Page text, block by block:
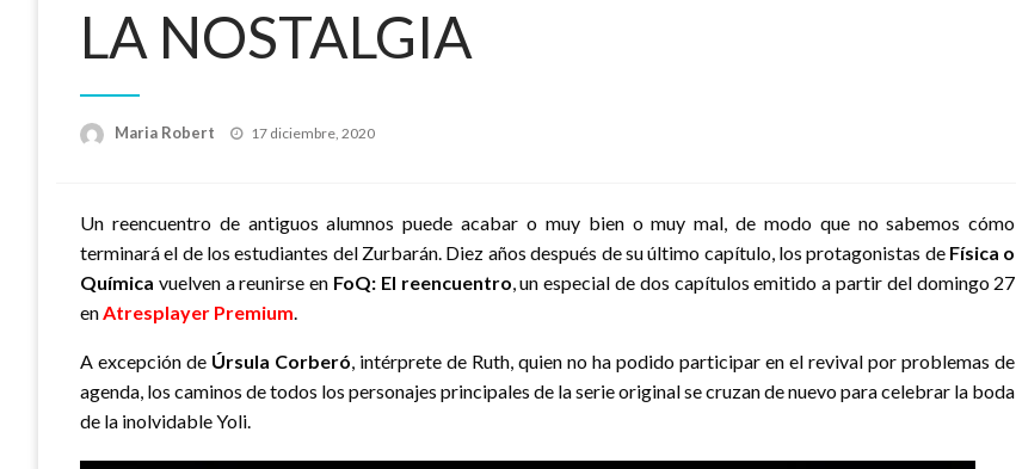
LA NOSTALGIA
Maria Robert
Publicado
17 diciembre, 2020
Un reencuentro de antiguos alumnos puede acabar o muy bien o muy mal, de modo que no sabemos cómo
terminará el de los estudiantes del Zurbarán. Diez años después de su último capítulo, los protagonistas de Física o
Química vuelven a reunirse en FoQ: El reencuentro, un especial de dos capítulos emitido a partir del domingo 27
enAtresplayer Premium.
A excepción de Úrsula Corberó, intérprete de Ruth, quien no ha podido participar en el revival por problemas de
agenda, los caminos de todos los personajes principales de la serie original se cruzan de nuevo para celebrar la boda
de la inolvidable Yoli.